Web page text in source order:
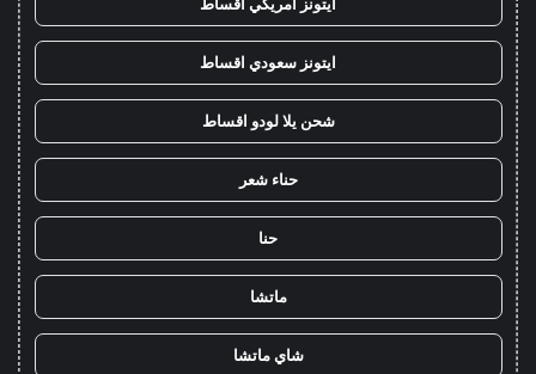
ايتونز امريكي اقساط
ايتونز سعودي اقساط
شحن يلا لودو اقساط
حناء شعر
حنا
ماتشا
شاي ماتشا